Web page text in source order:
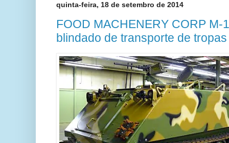
quinta-feira, 18 de setembro de 2014
FOOD MACHENERY CORP M-
blindado de transporte de tropas